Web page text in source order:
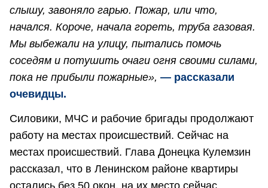
слышу, завоняло гарью. Пожар, или что,
начался. Короче, начала гореть, труба газовая.
Мы выбежали на улицу, пытались помочь
соседям и потушить очаги огня своими силами,
пока не прибыли пожарные», — рассказали
очевидцы.
Силовики, МЧС и рабочие бригады продолжают
работу на местах происшествий. Сейчас на
местах происшествий. Глава Донецка Кулемзин
рассказал, что в Ленинском районе квартиры